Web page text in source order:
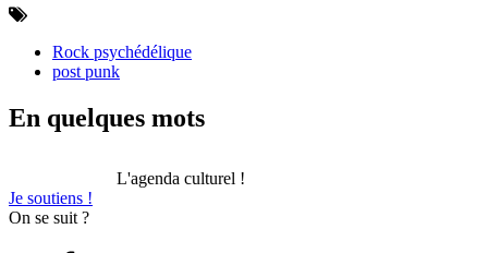
Rock psychédélique
post punk
En quelques mots
L'agenda culturel !
Je soutiens !
On se suit ?